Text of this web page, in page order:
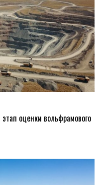
оценки вольфрамового